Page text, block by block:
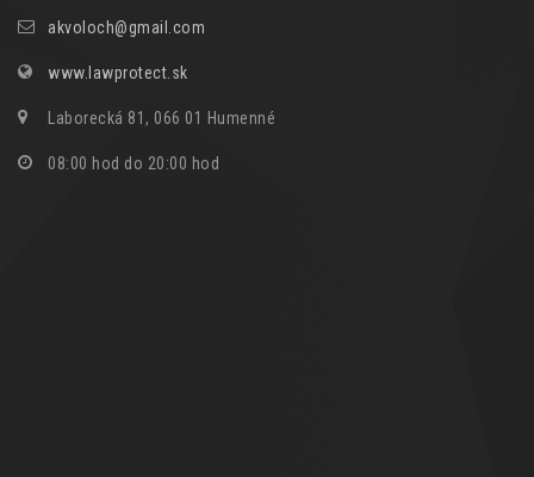
akvoloch@gmail.com
www.lawprotect.sk
Laborecká 81, 066 01 Humenné
08:00 hod do 20:00 hod